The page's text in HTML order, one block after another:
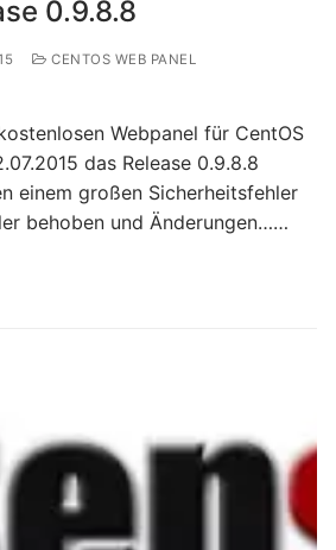
0.9.8.8
CENTOS WEB PANEL
Webpanel für CentOS
das Release 0.9.8.8
einem großen Sicherheitsfehler
behoben und Änderungen……